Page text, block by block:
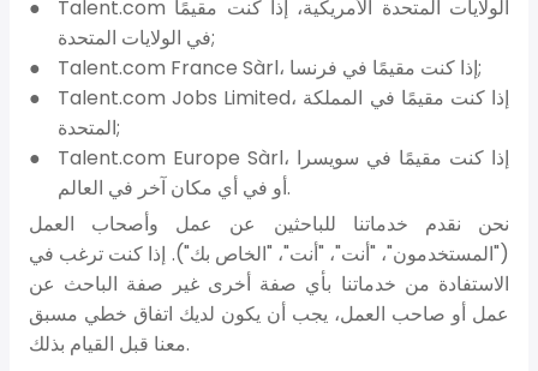
Talent.com الولايات المتحدة الأمريكية، إذا كنت مقيمًا
في الولايات المتحدة;
Talent.com France Sàrl، إذا كنت مقيمًا في فرنسا;
Talent.com Jobs Limited، إذا كنت مقيمًا في المملكة
المتحدة;
Talent.com Europe Sàrl، إذا كنت مقيمًا في سويسرا
أو في أي مكان آخر في العالم.
نحن نقدم خدماتنا للباحثين عن عمل وأصحاب العمل
("المستخدمون"، "أنت"، "أنت"، "الخاص بك"). إذا كنت ترغب في
الاستفادة من خدماتنا بأي صفة أخرى غير صفة الباحث عن
عمل أو صاحب العمل، يجب أن يكون لديك اتفاق خطي مسبق
معنا قبل القيام بذلك.